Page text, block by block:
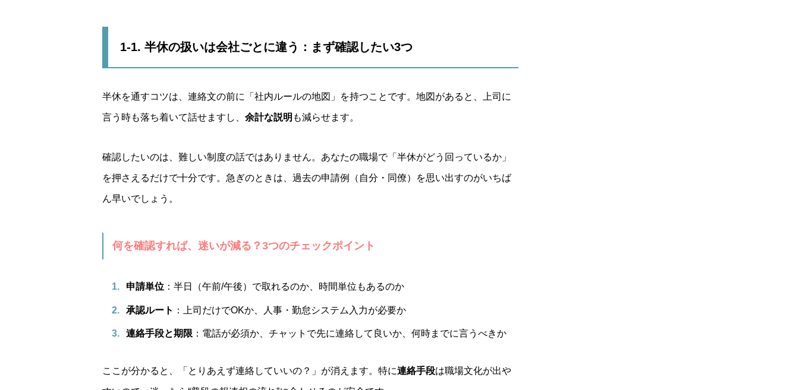
1-1. 半休の扱いは会社ごとに違う：まず確認したい3つ
半休を通すコツは、連絡文の前に「社内ルールの地図」を持つことです。地図があると、上司に
言う時も落ち着いて話せますし、 余計な説明 も減らせます。
確認したいのは、難しい制度の話ではありません。あなたの職場で「半休がどう回っているか」
を押さえるだけで十分です。急ぎのときは、過去の申請例（自分・同僚）を思い出すのがいちば
ん早いでしょう。
何を確認すれば、迷いが減る？3つのチェックポイント
申請単位 ：半日（午前/午後）で取れるのか、時間単位もあるのか
承認ルート ：上司だけでOKか、人事・勤怠システム入力が必要か
連絡手段と期限 ：電話が必須か、チャットで先に連絡して良いか、何時までに言うべきか
ここが分かると、「とりあえず連絡していいの？」が消えます。特に連絡手段は職場文化が出や